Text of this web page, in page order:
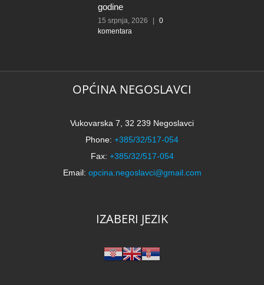
godine
15 srpnja, 2026
0
komentara
OPĆINA NEGOSLAVCI
Vukovarska 7, 32 239 Negoslavci
Phone: +385/32/517-054
Fax: +385/32/517-054
Email: opcina.negoslavci@gmail.com
IZABERI JEZIK